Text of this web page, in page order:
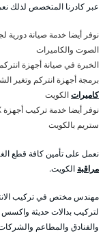
عبر كادرنا المتخصص لذلك
نوفر أيضا خدمة صيانة دورية
الصوت والكاميرات
الخبرة في صيانة أجهزة
برمجة أجهزة انتركم وتغير
كاميراتالكويت
ستريم بالكويت
نعمل على تأمين كافة قطع
مراقبة الكويت.
مهندس مختص في تركيب
لتركيب بدالات حديثة
والفنادق والمطاعم